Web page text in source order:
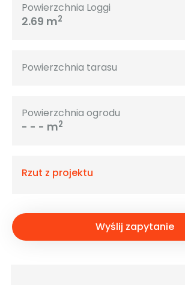
Powierzchnia Loggi
2.69 m2
Powierzchnia tarasu
Powierzchnia ogrodu
- - - m2
Rzut z projektu
Wyślij zapytanie